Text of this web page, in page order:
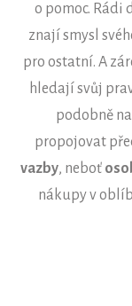
o pomoc.
znají smysl
pro ostatní. A
hledají svůj
podobně
propojovat
vazby, neboť
nákupy v